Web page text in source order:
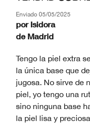
Enviado 05/05/2025
por Isidora
de Madrid
Tengo la piel extra
la única base que
jugosa. No sirve de
piel, yo tengo una
sino ninguna base
la piel lisa y